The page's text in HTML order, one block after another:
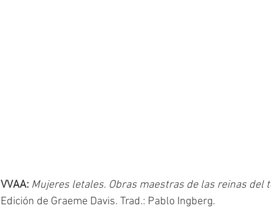
VVAA: Mujeres letales. Obras maestras de las reinas del
Edición de Graeme Davis. Trad.: Pablo Ingberg.